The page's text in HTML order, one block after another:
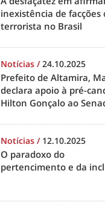
inexistência de
terrorista no Brasil
Notícias /24.10.2025
Prefeito de Altamira,
declara apoio à pré-
Hilton Gonçalo ao
Notícias / 12.10.2025
O paradoxo do
pertencimento e da